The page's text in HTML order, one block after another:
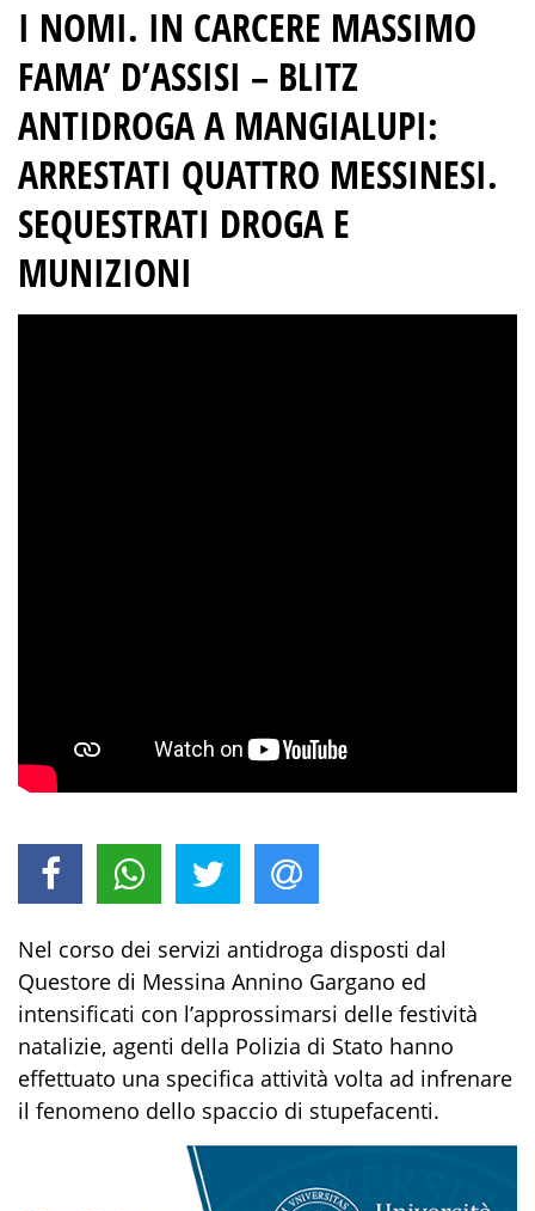
I NOMI. IN CARCERE MASSIMO
FAMA’ D’ASSISI – BLITZ
ANTIDROGA A MANGIALUPI:
ARRESTATI QUATTRO MESSINESI.
SEQUESTRATI DROGA E
MUNIZIONI
Nel corso dei servizi antidroga disposti dal
Questore di Messina Annino Gargano ed
intensificati con l’approssimarsi delle festività
natalizie, agenti della Polizia di Stato hanno
effettuato una specifica attività volta ad infrenare
il fenomeno dello spaccio di stupefacenti.